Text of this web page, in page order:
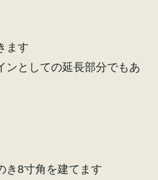
ます
ンとしての延長部分でもあ
き8寸角を建てます
来場予約